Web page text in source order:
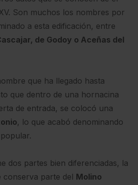
Son muchos los nombres por
a esta edificación, entre
de Godoy o Aceñas del
que ha llegado hasta
que dentro de una hornacina
de entrada, se colocó una
, lo que acabó denominando
dos partes bien diferenciadas, la
conserva parte del Molino